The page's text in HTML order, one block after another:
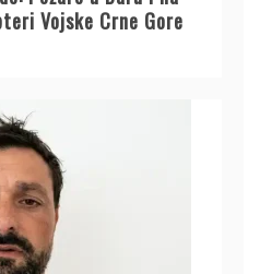
Vojske Crne Gore